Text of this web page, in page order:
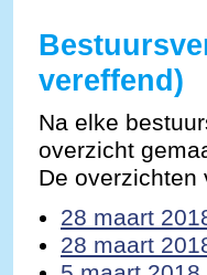
vereffend)
Na elke
overzicht
De overzichten
28 maart
28 maart